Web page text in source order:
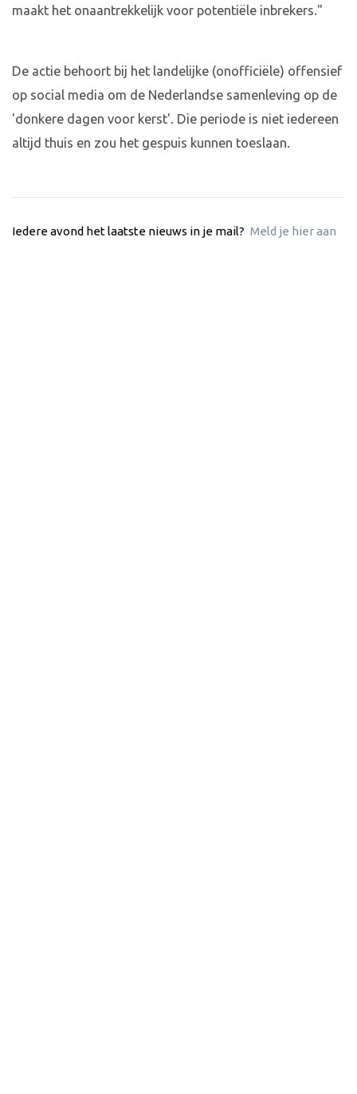
maakt het onaantrekkelijk voor potentiële inbrekers."
De actie behoort bij het landelijke (onofficiële) offensief
op social media om de Nederlandse samenleving op de
'donkere dagen voor kerst'. Die periode is niet iedereen
altijd thuis en zou het gespuis kunnen toeslaan.
Iedere avond het laatste nieuws in je mail? Meld je hier aan